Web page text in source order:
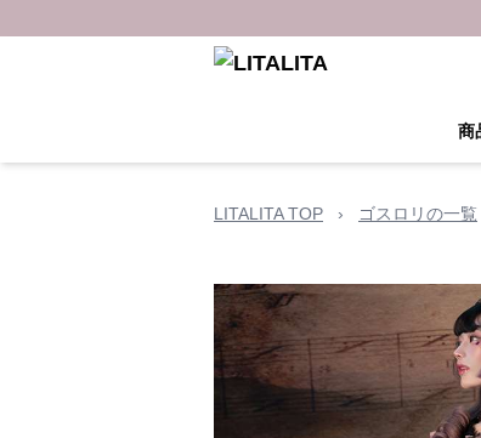
商
LITALITA TOP › ゴスロリの一覧